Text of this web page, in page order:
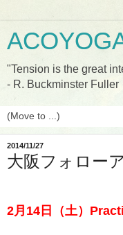
"Tension is the great
- R. Buckminster Fuller
2014/11/27
大阪フォロー
2月 14 日（土）